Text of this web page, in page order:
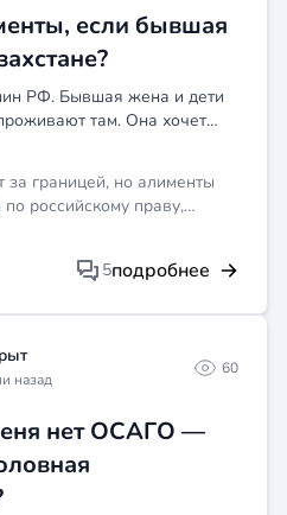
если бывшая
РФ. Бывшая жена и дети
там. Она хочет
за границей, но алименты
российскому праву,
регулирует. Советую сразу
свидетельства
о детях, разберем
обстоятельствам.
5подробнее
назад
60
нет ОСАГО —